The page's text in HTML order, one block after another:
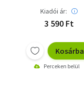
Kiadói ár:
3 590 Ft
Kosárba
Perceken belül